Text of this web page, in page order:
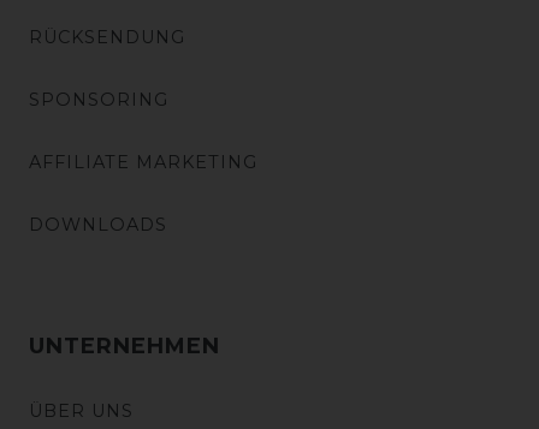
RÜCKSENDUNG
SPONSORING
AFFILIATE MARKETING
DOWNLOADS
UNTERNEHMEN
ÜBER UNS